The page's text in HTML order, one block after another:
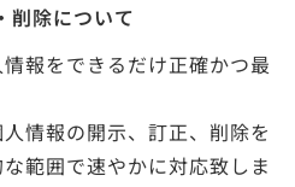
削除について
報をできるだけ正確かつ最
情報の開示、訂正、削除を
範囲で速やかに対応致しま